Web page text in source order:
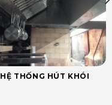
HỆ THỐNG HÚT KHÓI